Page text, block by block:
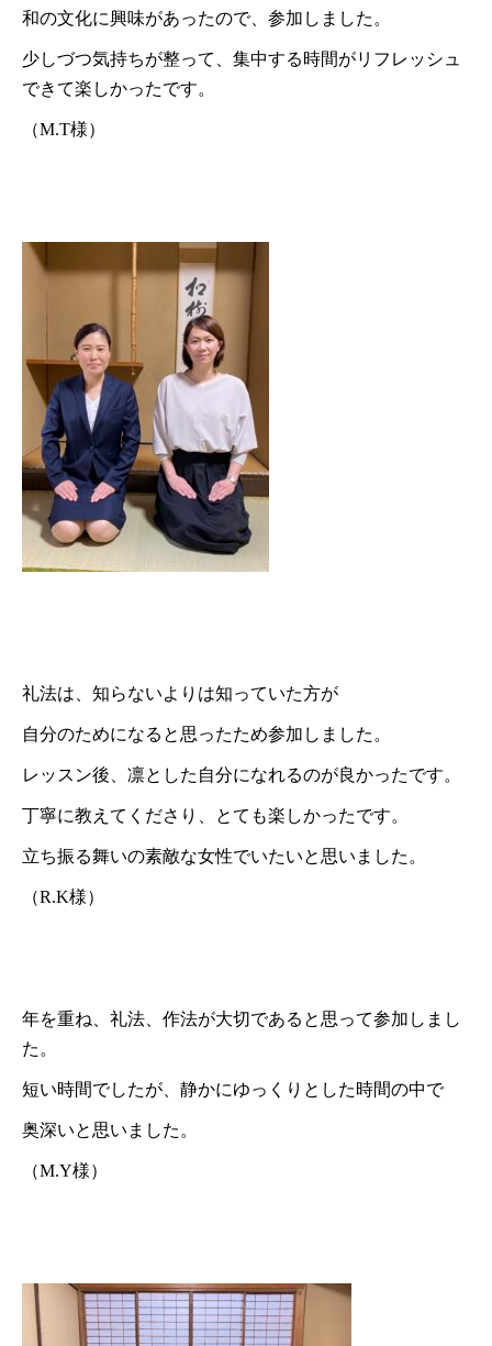
和の文化に興味があったので、参加しました。
少しづつ気持ちが整って、集中する時間がリフレッシュ
できて楽しかったです。
（M.T様）
礼法は、知らないよりは知っていた方が
自分のためになると思ったため参加しました。
レッスン後、凛とした自分になれるのが良かったです。
丁寧に教えてくださり、とても楽しかったです。
立ち振る舞いの素敵な女性でいたいと思いました。
（R.K様）
年を重ね、礼法、作法が大切であると思って参加しまし
た。
短い時間でしたが、静かにゆっくりとした時間の中で
奥深いと思いました。
（M.Y様）